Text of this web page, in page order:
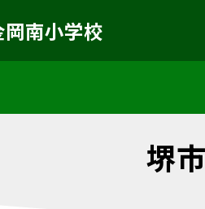
南小学校
堺